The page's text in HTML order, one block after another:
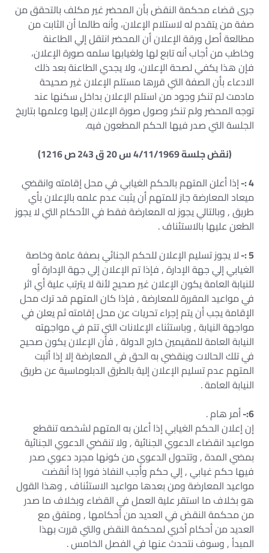
جرى قضاء محكمة النقض بأن المحضر غير مكلف بالتحقق من
صفة من يتقدم له لاستلام الإعلان، وأنه طالما أن الثابت من
مطالعة أصل ورقة الإعلان أن المحضر انتقل إلي الطاعنة
وخاطب من أجاب أنه تابع لها ولغيابها سلمه صورة الإعلان،
فإن هذا يكفي لصحة الإعلان، ولا يجدي الطاعنة بعد ذلك
الادعاء بأن الصفة التي قررها مستلم الإعلان غير صحيحة
مادمت لم تنكر وجود من استلم الإعلان بداخل سكنها عند
توجه المحضر ولم تنكر وصول صورة الإعلان إليها وعلمها بتاريخ
الجلسة التي صدر فيها الحكم المطعون فيه.
(نقض جلسة 4/11/1969 س 20 ق 243 ص 1216)
4 :- إذا أعلن المتهم بالحكم الغيابي في محل إقامته وانقضي
ميعاد المعارضة جاز للمتهم أن يثبت عدم علمه بالإعلان بأي
طريق , وبالتالي يجوز له المعارضة فقط في الأحكام التي لا يجوز
الطعن عليها بالاستئناف .
5 :- لا يجوز تسليم الإعلان للحكم الجنائي بصفة عامة وخاصة
الغيابي إلي جهة الإدارة , فإذا تم الإعلان إلي جهة الإدارة أو
للنيابة العامة يكون الإعلان غير صحيح لأنة لا يترتب علية أي اثر
في مواعيد المقررة للمعارضة , فإذا كان المتهم قد ترك محل
الإقامة يجب أن يتم إجراء تحريات عن محل إقامته ثم يعلن في
مواجهة النيابة , وباستثناء الإعلانات التي تتم في مواجهته
النيابة العامة للمقيمين خارج الدولة , فأن الإعلان يكون صحيح
في تلك الحالات وينقضي به الحق في المعارضة إلا إذا أثبت
المتهم عدم تسليم الإعلان إلية بالطرق الدبلوماسية عن طريق
النيابة العامة .
6:- أمر هام .
إن إعلان الحكم الغيابي إذا أعلن به المتهم لشخصه تنقطع
مواعيد انقضاء الدعوي الجنائية , ولا تنقضي الدعوي الجنائية
بمضي المدة , وتتحول الدعوي من كونها مجرد دعوي صدر
فيها حكم غيابي , إلي حكم وأجب النفاذ فورا إذا أنقضت
مواعيد المعارضة ومن بعدها مواعيد الاستئناف , وهذا القول
هو بخلاف ما استقر علية العمل في القضاء وبخلاف ما صدر
من محكمة النقض في العديد من أحكامها , ومتفق مع
العديد من أحكام أخري لمحكمة النقض والتي قررت بهذا
المبدأ , وسوف نتحدث عنها في الفصل الخامس .